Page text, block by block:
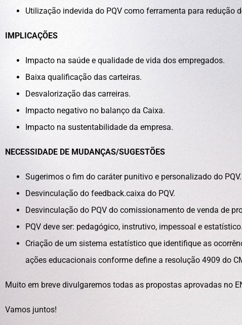
Utilização indevida do PQV como ferramenta para redução
IMPLICAÇÕES
Impacto na saúde e qualidade de vida dos empregados.
Baixa qualificação das carteiras.
Desvalorização das carreiras.
Impacto negativo no balanço da Caixa.
Impacto na sustentabilidade da empresa.
NECESSIDADE DE MUDANÇAS/SUGESTÕES
Sugerimos o fim do caráter punitivo e personalizado do PQV.
Desvinculação do feedback.caixa do PQV.
Desvinculação do PQV do comissionamento de venda de
PQV deve ser: pedagógico, instrutivo, impessoal e estatístico.
Criação de um sistema estatístico que identifique as
ações educacionais conforme define a resolução 4909 do
Muito em breve divulgaremos todas as propostas aprovadas no
Vamos juntos!